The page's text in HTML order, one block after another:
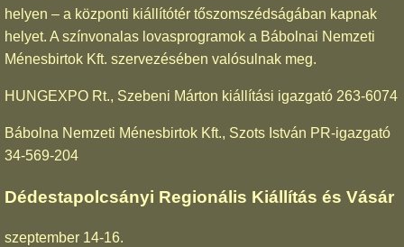
helyen – a központi kiállítótér tőszomszédságában kapnak
helyet. A színvonalas lovasprogramok a Bábolnai Nemzeti
Ménesbirtok Kft. szervezésében valósulnak meg.
HUNGEXPO Rt., Szebeni Márton kiállítási igazgató 263-6074
Bábolna Nemzeti Ménesbirtok Kft., Szots István PR-igazgató
34-569-204
Dédestapolcsányi Regionális Kiállítás és Vásár
szeptember 14-16.